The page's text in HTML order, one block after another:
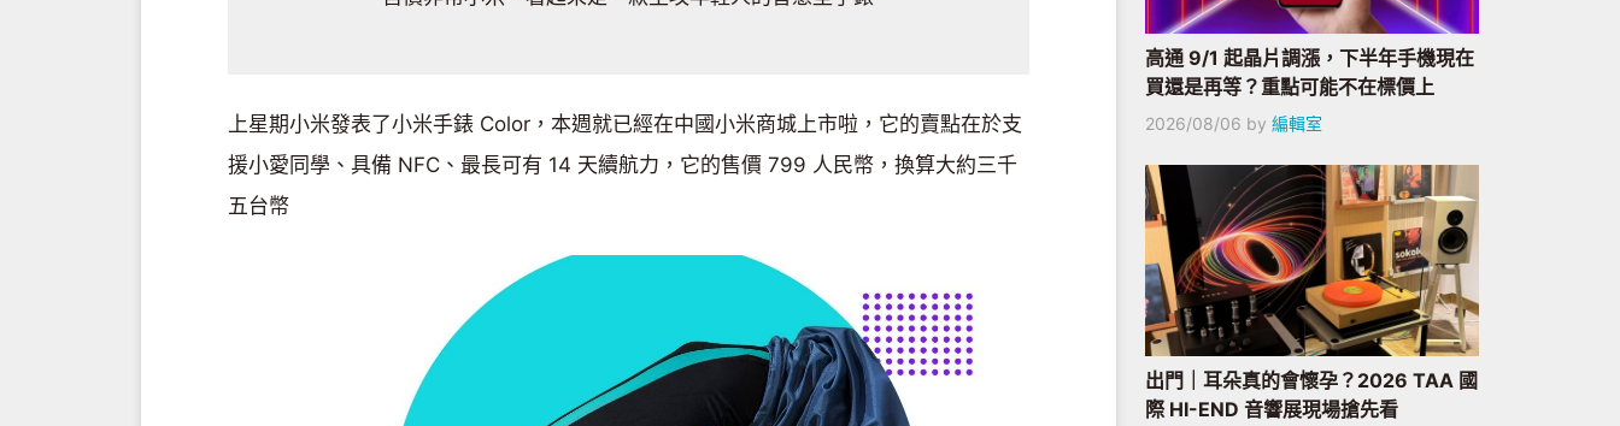
上星期小米發表了小米手錶 Color，本週就已經在中國小米商城上市啦，它的賣點在於支
援小愛同學、具備 NFC、最長可有 14 天續航力，它的售價 799 人民幣，換算大約三千
五台幣
高通 9/1 起晶片調漲，下半年手機現在
買還是再等？重點可能不在標價上
2026/08/06 by 編輯室
出門｜耳朵真的會懷孕？2026 TAA 國
際 HI-END 音響展現場搶先看